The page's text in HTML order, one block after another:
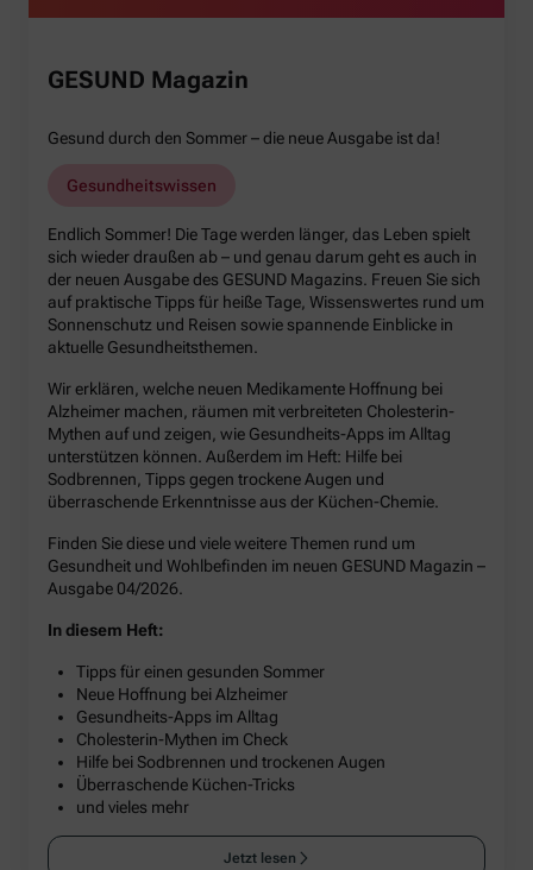
GESUND Magazin
Gesund durch den Sommer – die neue Ausgabe ist da!
Gesundheitswissen
Endlich Sommer! Die Tage werden länger, das Leben spielt
sich wieder draußen ab – und genau darum geht es auch in
der neuen Ausgabe des GESUND Magazins. Freuen Sie sich
auf praktische Tipps für heiße Tage, Wissenswertes rund um
Sonnenschutz und Reisen sowie spannende Einblicke in
aktuelle Gesundheitsthemen.
Wir erklären, welche neuen Medikamente Hoffnung bei
Alzheimer machen, räumen mit verbreiteten Cholesterin-
Mythen auf und zeigen, wie Gesundheits-Apps im Alltag
unterstützen können. Außerdem im Heft: Hilfe bei
Sodbrennen, Tipps gegen trockene Augen und
überraschende Erkenntnisse aus der Küchen-Chemie.
Finden Sie diese und viele weitere Themen rund um
Gesundheit und Wohlbefinden im neuen GESUND Magazin –
Ausgabe 04/2026.
In diesem Heft:
Tipps für einen gesunden Sommer
Neue Hoffnung bei Alzheimer
Gesundheits-Apps im Alltag
Cholesterin-Mythen im Check
Hilfe bei Sodbrennen und trockenen Augen
Überraschende Küchen-Tricks
und vieles mehr
Jetzt lesen